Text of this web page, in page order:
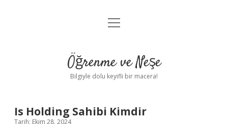
Anasayfa
Yasal Uyarı
menüyü
Öğrenme ve Neşe
Bilgiyle dolu keyifli bir macera!
Is Holding Sahibi Kimdir
Tarih: Ekim 28, 2024